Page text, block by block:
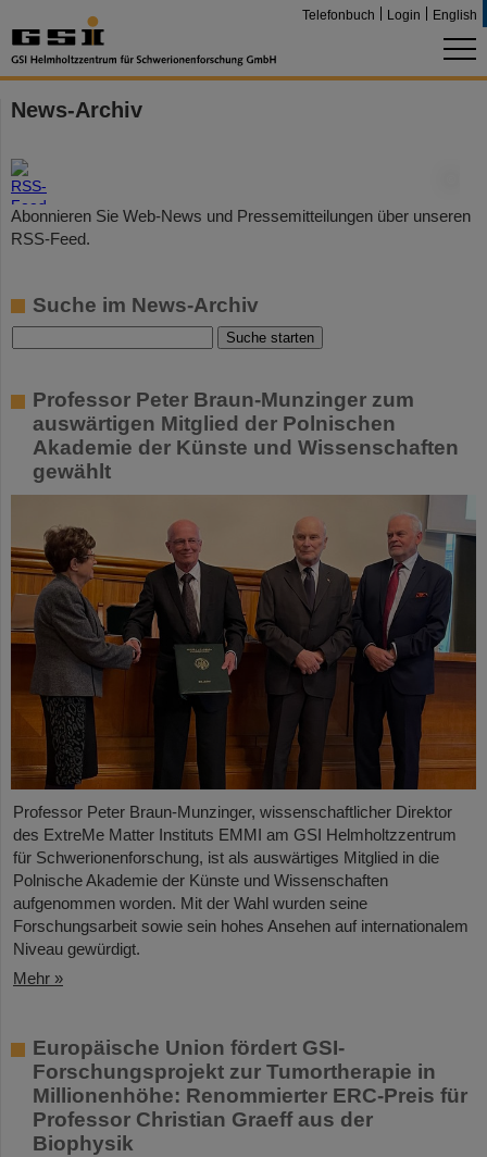
Telefonbuch Login English
News-Archiv
Abonnieren Sie Web-News und Pressemitteilungen über unseren
RSS-Feed.
Suche im News-Archiv
Professor Peter Braun-Munzinger zum
auswärtigen Mitglied der Polnischen
Akademie der Künste und Wissenschaften
gewählt
Professor Peter Braun-Munzinger, wissenschaftlicher Direktor
des ExtreMe Matter Instituts EMMI am GSI Helmholtzzentrum
für Schwerionenforschung, ist als auswärtiges Mitglied in die
Polnische Akademie der Künste und Wissenschaften
aufgenommen worden. Mit der Wahl wurden seine
Forschungsarbeit sowie sein hohes Ansehen auf internationalem
Niveau gewürdigt.
Mehr »
Europäische Union fördert GSI-
Forschungsprojekt zur Tumortherapie in
Millionenhöhe: Renommierter ERC-Preis für
Professor Christian Graeff aus der
Biophysik